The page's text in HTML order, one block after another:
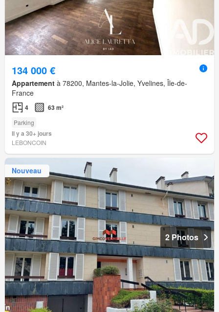
134 000 €
Appartement à 78200, Mantes-la-Jolie, Yvelines, Île-de-
France
4 63 m²
Parking
Il y a 30+ jours
LEBONCOIN
Nouveau
2 Photos